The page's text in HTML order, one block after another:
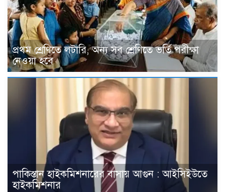
প্রথম শ্রেণিতে লটারি, অন্য সব শ্রেণিতে ভর্তি পরীক্ষা
নেওয়া হবে
পাকিস্তান হাইকমিশনারের বাসায় আগুন : আইসিইউতে
হাইকমিশনার